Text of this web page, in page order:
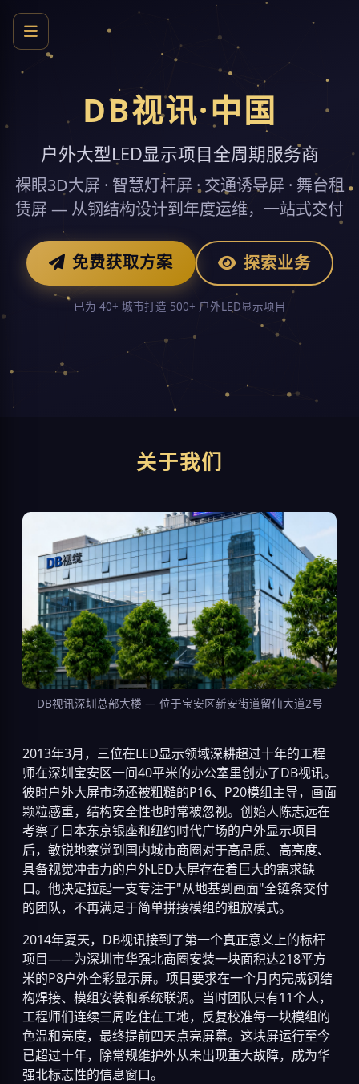
DB视讯·中国
户外大型LED显示项目全周期服务商
裸眼3D大屏 · 智慧灯杆屏 · 交通诱导屏 · 舞台租
赁屏 — 从钢结构设计到年度运维，一站式交付
免费获取方案 探索业务
已为 40+ 城市打造 500+ 户外LED显示项目
关于我们
DB视讯深圳总部大楼 — 位于宝安区新安街道留仙大道2号
2013年3月，三位在LED显示领域深耕超过十年的工程
师在深圳宝安区一间40平米的办公室里创办了DB视讯。
彼时户外大屏市场还被粗糙的P16、P20模组主导，画面
颗粒感重，结构安全性也时常被忽视。创始人陈志远在
考察了日本东京银座和纽约时代广场的户外显示项目
后，敏锐地察觉到国内城市商圈对于高品质、高亮度、
具备视觉冲击力的户外LED大屏存在着巨大的需求缺
口。他决定拉起一支专注于"从地基到画面"全链条交付
的团队，不再满足于简单拼接模组的粗放模式。
2014年夏天，DB视讯接到了第一个真正意义上的标杆
项目——为深圳市华强北商圈安装一块面积达218平方
米的P8户外全彩显示屏。项目要求在一个月内完成钢结
构焊接、模组安装和系统联调。当时团队只有11个人，
工程师们连续三周吃住在工地，反复校准每一块模组的
色温和亮度，最终提前四天点亮屏幕。这块屏运行至今
已超过十年，除常规维护外从未出现重大故障，成为华
强北标志性的信息窗口。